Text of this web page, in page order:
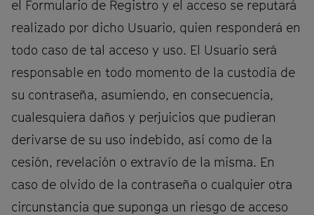
el Formulario de Registro y el acceso se reputará
realizado por dicho Usuario, quien responderá en
todo caso de tal acceso y uso. El Usuario será
responsable en todo momento de la custodia de
su contraseña, asumiendo, en consecuencia,
cualesquiera daños y perjuicios que pudieran
derivarse de su uso indebido, así como de la
cesión, revelación o extravío de la misma. En
caso de olvido de la contraseña o cualquier otra
circunstancia que suponga un riesgo de acceso